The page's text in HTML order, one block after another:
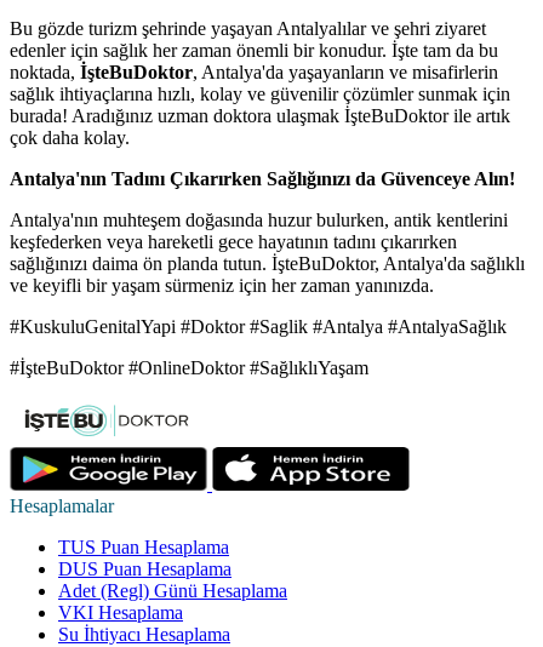
Bu gözde turizm şehrinde yaşayan Antalyalılar ve şehri ziyaret
edenler için sağlık her zaman önemli bir konudur. İşte tam da bu
noktada, İşteBuDoktor, Antalya'da yaşayanların ve misafirlerin
sağlık ihtiyaçlarına hızlı, kolay ve güvenilir çözümler sunmak için
burada! Aradığınız uzman doktora ulaşmak İşteBuDoktor ile artık
çok daha kolay.
Antalya'nın Tadını Çıkarırken Sağlığınızı da Güvenceye Alın!
Antalya'nın muhteşem doğasında huzur bulurken, antik kentlerini
keşfederken veya hareketli gece hayatının tadını çıkarırken
sağlığınızı daima ön planda tutun. İşteBuDoktor, Antalya'da sağlıklı
ve keyifli bir yaşam sürmeniz için her zaman yanınızda.
#KuskuluGenitalYapi #Doktor #Saglik #Antalya #AntalyaSağlık
#İşteBuDoktor #OnlineDoktor #SağlıklıYaşam
Hesaplamalar
TUS Puan Hesaplama
DUS Puan Hesaplama
Adet (Regl) Günü Hesaplama
VKI Hesaplama
Su İhtiyacı Hesaplama